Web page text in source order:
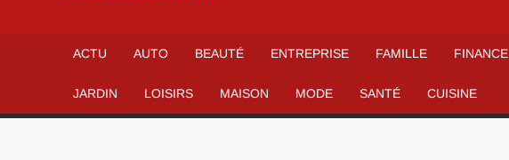
ACTU AUTO BEAUTÉ ENTREPRISE FAMILLE FINANCE
JARDIN LOISIRS MAISON MODE SANTÉ CUISINE